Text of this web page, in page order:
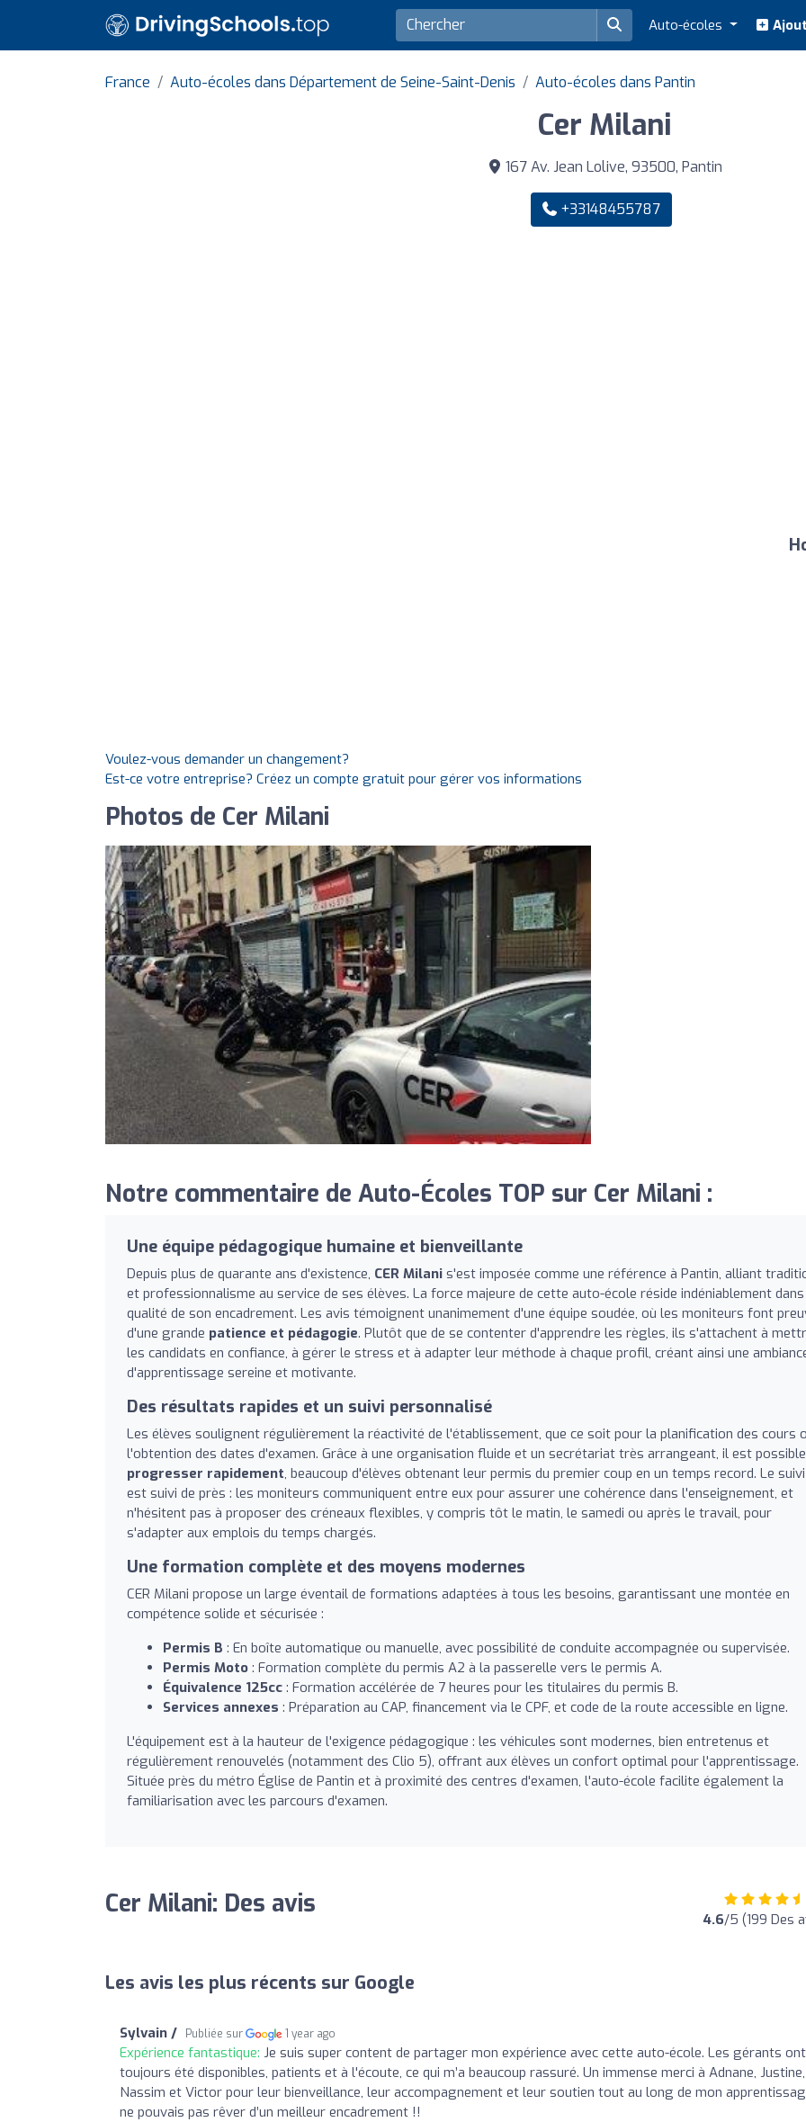
Auto-écoles
France Auto-écoles dans Département de Seine-Saint-Denis Auto-écoles dans Pantin
Cer Milani
167 Av. Jean Lolive, 93500, Pantin
+33148455787
Voulez-vous demander un changement?
Est-ce votre entreprise? Créez un compte gratuit pour gérer vos informations
Photos de Cer Milani
Notre commentaire de Auto-Écoles TOP sur Cer Milani :
Une équipe pédagogique humaine et bienveillante
Depuis plus de quarante ans d'existence, CER Milani s'est imposée comme une référence à Pantin, alliant
et professionnalisme au service de ses élèves. La force majeure de cette auto-école réside indéniablement
qualité de son encadrement. Les avis témoignent unanimement d'une équipe soudée, où les moniteurs font
d'une grande patience et pédagogie. Plutôt que de se contenter d'apprendre les règles, ils s'attachent à
les candidats en confiance, à gérer le stress et à adapter leur méthode à chaque profil, créant ainsi une
d'apprentissage sereine et motivante.
Des résultats rapides et un suivi personnalisé
Les élèves soulignent régulièrement la réactivité de l'établissement, que ce soit pour la planification des cours
l'obtention des dates d'examen. Grâce à une organisation fluide et un secrétariat très arrangeant, il est
progresser rapidement, beaucoup d'élèves obtenant leur permis du premier coup en un temps record. Le suivi
est suivi de près : les moniteurs communiquent entre eux pour assurer une cohérence dans l'enseignement, et
n'hésitent pas à proposer des créneaux flexibles, y compris tôt le matin, le samedi ou après le travail, pour
s'adapter aux emplois du temps chargés.
Une formation complète et des moyens modernes
CER Milani propose un large éventail de formations adaptées à tous les besoins, garantissant une montée en
compétence solide et sécurisée :
Permis B : En boîte automatique ou manuelle, avec possibilité de conduite accompagnée ou supervisée.
Permis Moto : Formation complète du permis A2 à la passerelle vers le permis A.
Équivalence 125cc : Formation accélérée de 7 heures pour les titulaires du permis B.
Services annexes : Préparation au CAP, financement via le CPF, et code de la route accessible en ligne.
L'équipement est à la hauteur de l'exigence pédagogique : les véhicules sont modernes, bien entretenus et
régulièrement renouvelés (notamment des Clio 5), offrant aux élèves un confort optimal pour l'apprentissage.
Située près du métro Église de Pantin et à proximité des centres d'examen, l'auto-école facilite également la
familiarisation avec les parcours d'examen.
Cer Milani: Des avis 4.6/5 (199 Des
Les avis les plus récents sur Google
Sylvain / Publiée sur 1 year ago
Expérience fantastique: Je suis super content de partager mon expérience avec cette auto-école. Les gérants ont
toujours été disponibles, patients et à l'écoute, ce qui m’a beaucoup rassuré. Un immense merci à Adnane, Justine,
Nassim et Victor pour leur bienveillance, leur accompagnement et leur soutien tout au long de mon
ne pouvais pas rêver d’un meilleur encadrement !!